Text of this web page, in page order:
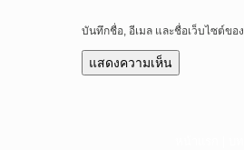
บันทึกชื่อ, อีเมล และชื่อเว็บไซต์ขอ